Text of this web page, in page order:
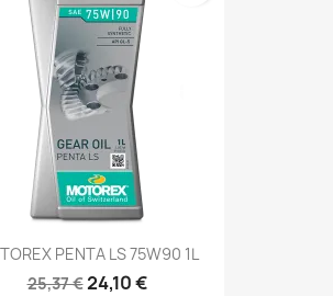
PENTA LS 75W90 1L
25,37 €24,10 €